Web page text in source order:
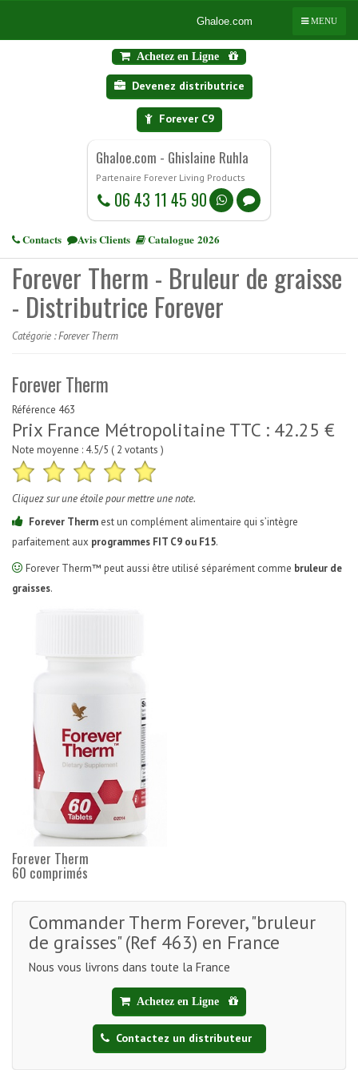
Achetez en Ligne
Devenez distributrice
Forever C9
Ghaloe.com - Ghislaine Ruhla
Partenaire Forever Living Products
06 43 11 45 90
Contacts Avis Clients Catalogue 2026
MENU
Ghaloe.com
Forever Therm - Bruleur de graisse
- Distributrice Forever
Catégorie :Forever Therm
Forever Therm
Référence 463
Prix France Métropolitaine TTC : 42.25 €
Note moyenne : 4.5/5 ( 2 votants )
Cliquez sur une étoile pour mettre une note.
Forever Therm est un complément alimentaire qui s’intègre
parfaitement aux programmes FIT C9 ou F15.
Forever Therm™ peut aussi être utilisé séparément comme bruleur de
graisses.
Forever Therm
60 comprimés
Commander Therm Forever, "bruleur
de graisses" (Ref 463) en France
Nous vous livrons dans toute la France
Achetez en Ligne
Contactez un distributeur